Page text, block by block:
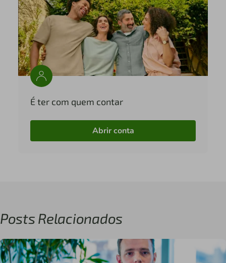
É ter com quem contar
Abrir conta
Posts Relacionados